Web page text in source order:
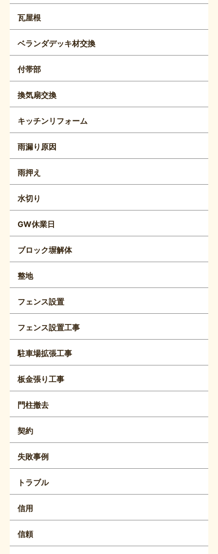
瓦屋根
ベランダデッキ材交換
付帯部
換気扇交換
キッチンリフォーム
雨漏り原因
雨押え
水切り
GW休業日
ブロック塀解体
整地
フェンス設置
フェンス設置工事
駐車場拡張工事
板金張り工事
門柱撤去
契約
失敗事例
トラブル
信用
信頼